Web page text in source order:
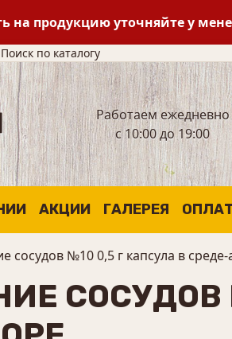
на продукцию уточняйте у
Поиск по каталогу
Работаем ежедневно
с 10:00 до 19:00
АКЦИИ ГАЛЕРЕЯ
сосудов №10 0,5 г капсула в